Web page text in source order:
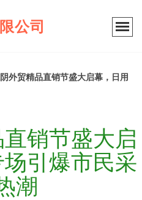
公司
外贸精品直销节盛大启幕，日用
销节盛大启
引爆市民采
潮